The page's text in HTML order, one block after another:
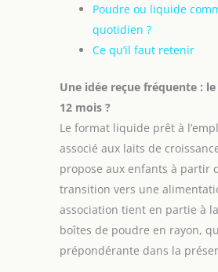
Poudre ou liquide
quotidien ?
Ce qu’il faut retenir
Une idée reçue fréquente :
12 mois ?
Le format liquide prêt à
associé aux laits de
propose aux enfants à partir
transition vers une
association tient en partie à
boîtes de poudre en rayon,
prépondérante dans la